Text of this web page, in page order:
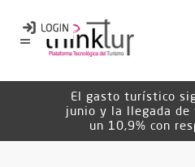
El gasto turístico
junio y la llegada
un 10,9% con